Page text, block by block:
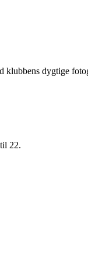
klubbens dygtige
22.